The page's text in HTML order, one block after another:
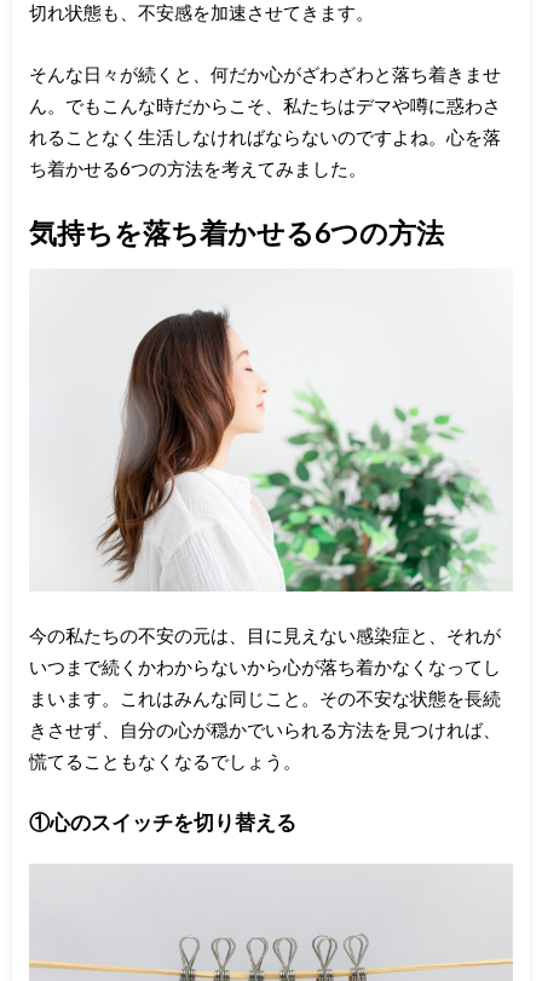
切れ状態も、不安感を加速させてきます。
そんな日々が続くと、何だか心がざわざわと落ち着きませ
ん。でもこんな時だからこそ、私たちはデマや噂に惑わさ
れることなく生活しなければならないのですよね。心を落
ち着かせる6つの方法を考えてみました。
気持ちを落ち着かせる6つの方法
今の私たちの不安の元は、目に見えない感染症と、それが
いつまで続くかわからないから心が落ち着かなくなってし
まいます。これはみんな同じこと。その不安な状態を長続
きさせず、自分の心が穏かでいられる方法を見つければ、
慌てることもなくなるでしょう。
①心のスイッチを切り替える